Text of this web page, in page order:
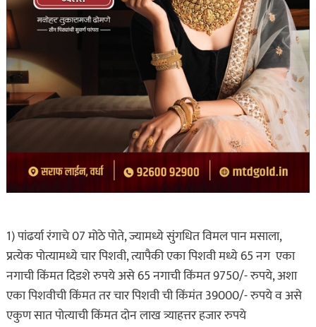
1) पांढर्या रंगाचे 07 मोठे पोते, ज्यामध्ये सुंगधित विमल पान मसाला,
प्रत्येक पोत्यामध्ये चार पिशवी, त्यापैकी एका पिशवी मध्ये 65 नग एका
नगाची किंमत दिडशे रुपये असे 65 नगाची किंमत 9750/- रुपये, अशा
एका पिशवीची किंमत तर चार पिशवी ची किंमंत 39000/- रुपये व असे
एकुण सात पोत्याची किंमत दोन लाख त्र्याहत्तर हजार रुपये